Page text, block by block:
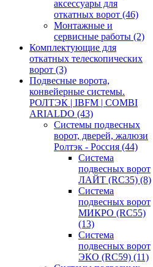
аксессуары для
откатных ворот (46)
Монтажные и
сервисные работы (2)
Комплектующие для
откатных телескопических
ворот (3)
Подвесные ворота,
конвейерные системы.
РОЛТЭК | IBFM | COMBI
ARIALDO (43)
Системы подвесных
ворот, дверей, жалюзи
Ролтэк - Россия (44)
Система
подвесных ворот
ЛАЙТ (RC35) (8)
Система
подвесных ворот
МИКРО (RC55)
(13)
Система
подвесных ворот
ЭКО (RC59) (11)